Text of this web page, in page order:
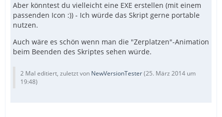
Aber könntest du vielleicht eine EXE erstellen (mit einem
passenden Icon :)) - Ich würde das Skript gerne portable
nutzen.
Auch wäre es schön wenn man die "Zerplatzen"-Animation
beim Beenden des Skriptes sehen würde.
2 Mal editiert, zuletzt von NewVersionTester(25. März 2014 um
19:48)